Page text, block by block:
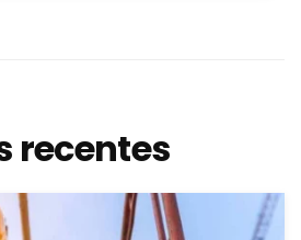
recentes